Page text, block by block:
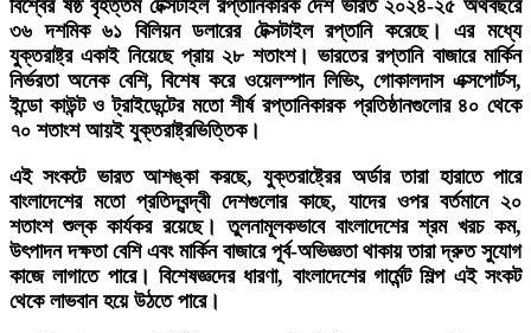
বিশ্বের ষষ্ঠ বৃহত্তম টেক্সটাইল রপ্তানিকারক দেশ ভারত ২০২৪-২৫ অর্থবছরে
৩৬ দশমিক ৬১ বিলিয়ন ডলারের টেক্সটাইল রপ্তানি করেছে। এর মধ্যে
যুক্তরাষ্ট্র একাই নিয়েছে প্রায় ২৮ শতাংশ। ভারতের রপ্তানি বাজারে মার্কিন
নির্ভরতা অনেক বেশি, বিশেষ করে ওয়েলস্পান লিভিং, গোকালদাস এক্সপোর্টস,
ইন্ডো কাউন্ট ও ট্রাইডেন্টের মতো শীর্ষ রপ্তানিকারক প্রতিষ্ঠানগুলোর ৪০ থেকে
৭০ শতাংশ আয়ই যুক্তরাষ্ট্রভিত্তিক।
এই সংকটে ভারত আশঙ্কা করছে, যুক্তরাষ্ট্রের অর্ডার তারা হারাতে পারে
বাংলাদেশের মতো প্রতিদ্বন্দ্বী দেশগুলোর কাছে, যাদের ওপর বর্তমানে ২০
শতাংশ শুল্ক কার্যকর রয়েছে। তুলনামূলকভাবে বাংলাদেশের শ্রম খরচ কম,
উৎপাদন দক্ষতা বেশি এবং মার্কিন বাজারে পূর্ব-অভিজ্ঞতা থাকায় তারা দ্রুত সুযোগ
কাজে লাগাতে পারে। বিশেষজ্ঞদের ধারণা, বাংলাদেশের গার্মেন্ট শিল্প এই সংকট
থেকে লাভবান হয়ে উঠতে পারে।